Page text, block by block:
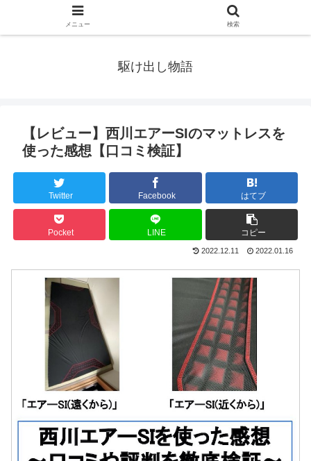
駆け出し物語
【レビュー】西川エアーSIのマットレスを
使った感想【口コミ検証】
Twitter Facebook はてブ
Pocket LINE コピー
2022.12.11 2022.01.16
メニュー 検索